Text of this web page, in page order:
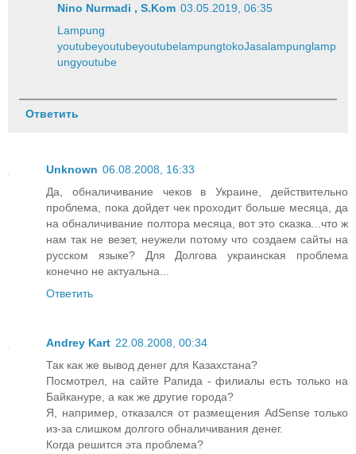
Nino Nurmadi , S.Kom 03.05.2019, 06:35
Lampung
youtubeyoutubeyoutubelampungtokoJasalampunglamp
ungyoutube
Ответить
Unknown 06.08.2008, 16:33
Да, обналичивание чеков в Украине, действительно
проблема, пока дойдет чек проходит больше месяца, да
на обналичивание полтора месяца, вот это сказка...что ж
нам так не везет, неужели потому что создаем сайты на
русском языке? Для Долгова украинская проблема
конечно не актуальна...
Ответить
Andrey Kart 22.08.2008, 00:34
Так как же вывод денег для Казахстана?
Посмотрел, на сайте Рапида - филиалы есть только на
Байкануре, а как же другие города?
Я, например, отказался от размещения AdSense только
из-за слишком долгого обналичивания денег.
Когда решится эта проблема?